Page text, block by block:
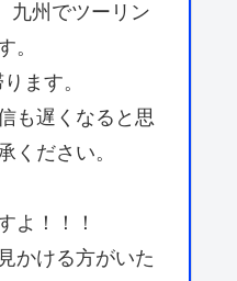
九州でツーリン
。
ます。
も遅くなると思
ください。
よ！！！
かける方がいた